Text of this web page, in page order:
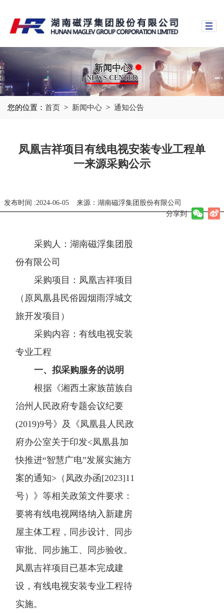
新闻中心
NEWS CENTER
您的位置：首页 > 新闻中心 >通知公告
凤凰吉祥项目有线电视安装专业工程单
一来源采购公示
发布时间 :2024-06-05
来源：湖南磁浮集团股份有限公司
分享到
采购人：湖南磁浮集团股
份有限公司
采购项目：凤凰吉祥项目
（原凤凰县民俗园烟雨浮城文
旅开发项目）
采购内容：有线电视安装
专业工程
一、拟采购服务的说明
根据《湘西土家族苗族自
治州人民政府专题会议纪要
(2019)9号》及《凤凰县人民政
府办公室关于印发<凤凰县加
快推进“智慧广电”发展实施方
案的通知>（凤政办函[2023]11
号）》等相关政策文件要求：
要将有线电视网络纳入新建房
屋主体工程，同步设计、同步
审批、同步施工、同步验收。
凤凰吉祥项目已基本完成建
设，有线电视安装专业工程待
实施。